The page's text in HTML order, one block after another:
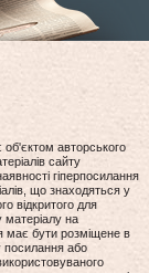
об'єктом авторського
сайту
гіперпосилання
що знаходяться у
відкритого для
на
має бути розміщене в
посилання або